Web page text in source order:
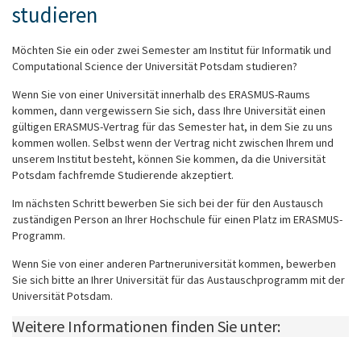
studieren
Möchten Sie ein oder zwei Semester am Institut für Informatik und
Computational Science der Universität Potsdam studieren?
Wenn Sie von einer Universität innerhalb des ERASMUS-Raums
kommen, dann vergewissern Sie sich, dass Ihre Universität einen
gültigen ERASMUS-Vertrag für das Semester hat, in dem Sie zu uns
kommen wollen. Selbst wenn der Vertrag nicht zwischen Ihrem und
unserem Institut besteht, können Sie kommen, da die Universität
Potsdam fachfremde Studierende akzeptiert.
Im nächsten Schritt bewerben Sie sich bei der für den Austausch
zuständigen Person an Ihrer Hochschule für einen Platz im ERASMUS-
Programm.
Wenn Sie von einer anderen Partneruniversität kommen, bewerben
Sie sich bitte an Ihrer Universität für das Austauschprogramm mit der
Universität Potsdam.
Weitere Informationen finden Sie unter: